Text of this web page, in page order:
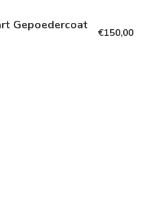
Gepoedercoat
€150,00